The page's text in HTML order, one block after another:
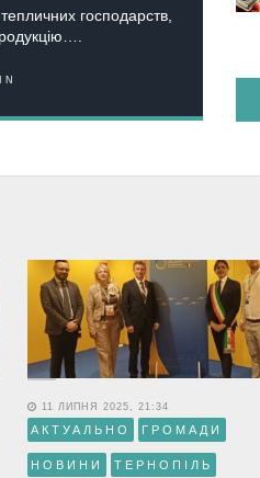
господарств,
11 ЛИПНЯ 2025, 21:34
АКТУАЛЬНО ГРОМАДИ
НОВИНИ ТЕРНОПІЛЬ